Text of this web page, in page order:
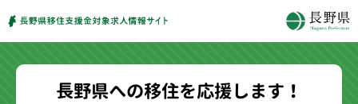
長野県への移住を応援します！